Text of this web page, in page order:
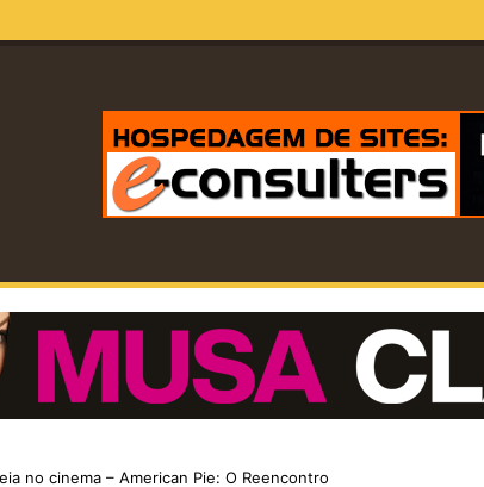
no cinema – American Pie: O Reencontro